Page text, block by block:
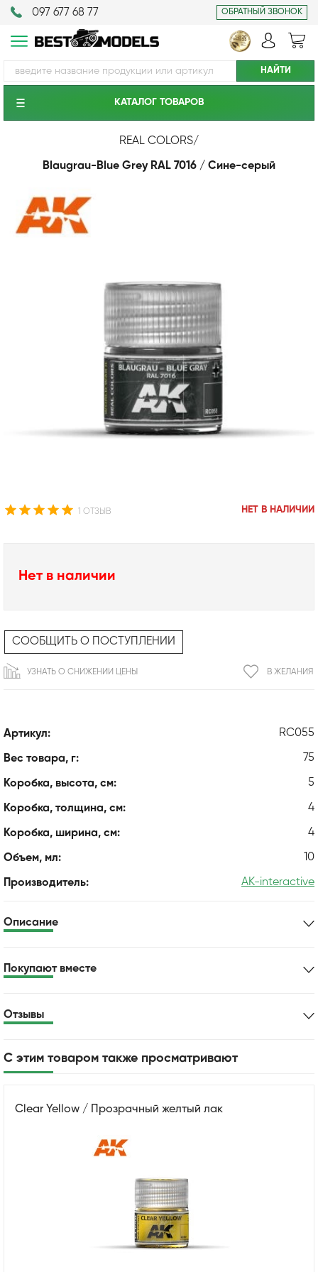
097 677 68 77 ОБРАТНЫЙ ЗВОНОК
КАТАЛОГ ТОВАРОВ
REAL COLORS/
Blaugrau-Blue Grey RAL 7016 / Сине-серый
1 ОТЗЫВ НЕТ В НАЛИЧИИ
Артикул: RC055
Вес товара, г: 75
Коробка, высота, см: 5
Коробка, толщина, см: 4
Коробка, ширина, см: 4
Объем, мл: 10
Производитель: AK-interactive
Нет в наличии
СООБЩИТЬ О ПОСТУПЛЕНИИ
В ЖЕЛАНИЯ
УЗНАТЬ О СНИЖЕНИИ ЦЕНЫ
Описание
Покупают вместе
Отзывы
С этим товаром также просматривают
Clear Yellow / Прозрачный желтый лак